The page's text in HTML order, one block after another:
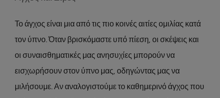
Το άγχος είναι μια από τις πιο κοινές αιτίες ομιλίας κατά
τον ύπνο. Όταν βρισκόμαστε υπό πίεση, οι σκέψεις και
οι συναισθηματικές μας ανησυχίες μπορούν να
εισχωρήσουν στον ύπνο μας, οδηγώντας μας να
μιλήσουμε. Αν αναλογιστούμε το καθημερινό άγχος που